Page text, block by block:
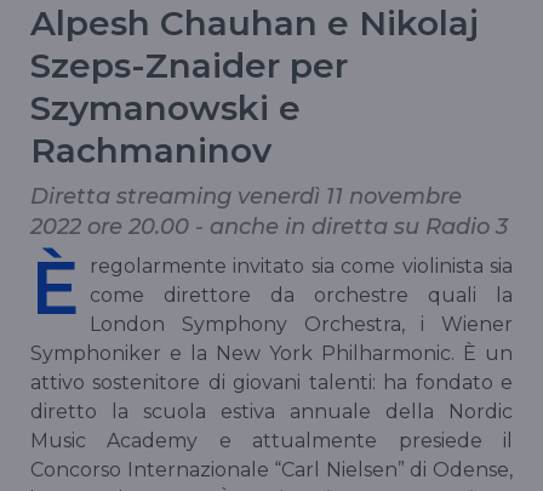
Alpesh Chauhan e Nikolaj
Szeps-Znaider per
Szymanowski e
Rachmaninov
Diretta streaming venerdì 11 novembre
2022 ore 20.00 - anche in diretta su Radio 3
È
regolarmente invitato sia come violinista sia
come direttore da orchestre quali la
London Symphony Orchestra, i Wiener
Symphoniker e la New York Philharmonic. È un
attivo sostenitore di giovani talenti: ha fondato e
diretto la scuola estiva annuale della Nordic
Music Academy e attualmente presiede il
Concorso Internazionale “Carl Nielsen” di Odense,